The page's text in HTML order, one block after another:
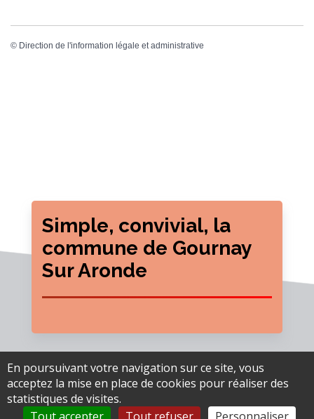
© Direction de l'information légale et administrative
Simple, convivial, la
commune de Gournay
Sur Aronde
Mairie de Gournay-sur-Aronde
En poursuivant votre navigation sur ce site, vous
acceptez la mise en place de cookies pour réaliser des
statistiques de visites.